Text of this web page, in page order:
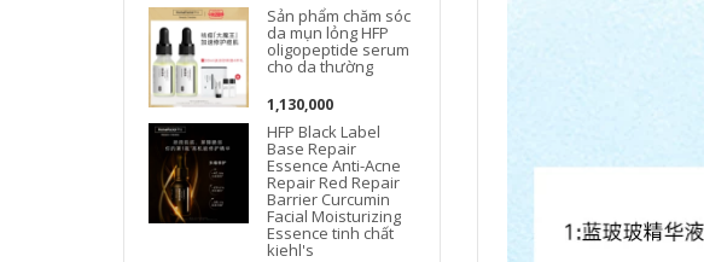
Sản phẩm chăm sóc
da mụn lỏng HFP
oligopeptide serum
cho da thường
1,130,000
HFP Black Label
Base Repair
Essence Anti-Acne
Repair Red Repair
Barrier Curcumin
Facial Moisturizing
Essence tinh chất
kiehl's
Đường nét mịn
936,000